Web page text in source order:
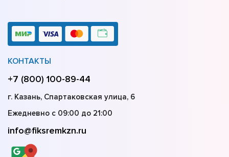
КОНТАКТЫ
+7 (800) 100-89-44
г. Казань, Спартаковская улица, 6
Ежедневно с 09:00 до 21:00
info@fiksremkzn.ru